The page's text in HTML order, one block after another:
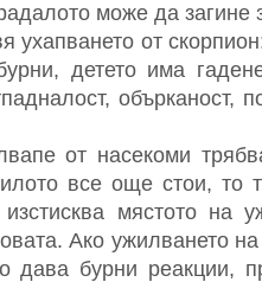
може да загине
ухапването от
детето има
обърканост,
от насекоми
все още стои, то
мястото на
Ако ужилването
дава бурни реакции,